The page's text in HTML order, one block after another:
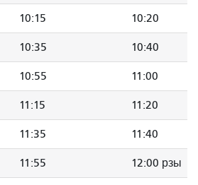
10:15 10:20
10:35 10:40
10:55 11:00
11:15 11:20
11:35 11:40
11:55 12:00 рзы